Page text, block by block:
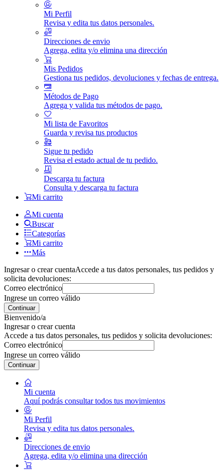
Mi Perfil
Revisa y edita tus datos personales.
Direcciones de envio
Agrega, edita y/o elimina una dirección
Mis Pedidos
Gestiona tus pedidos, devoluciones y fechas de entrega.
Métodos de Pago
Agrega y valida tus métodos de pago.
Mi lista de Favoritos
Guarda y revisa tus productos
Sigue tu pedido
Revisa el estado actual de tu pedido.
Descarga tu factura
Consulta y descarga tu factura
Mi carrito
Mi cuenta
Buscar
Categorías
Mi carrito
Más
Ingresar o crear cuentaAccede a tus datos personales, tus pedidos y
solicita devoluciones:
Correo electrónico
Ingrese un correo válido
Continuar
Bienvenido/a
Ingresar o crear cuenta
Accede a tus datos personales, tus pedidos y solicita devoluciones:
Correo electrónico
Ingrese un correo válido
Continuar
Mi cuenta
Aquí podrás consultar todos tus movimientos
Mi Perfil
Revisa y edita tus datos personales.
Direcciones de envio
Agrega, edita y/o elimina una dirección